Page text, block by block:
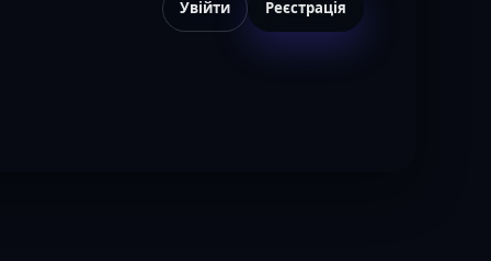
Увійти Реєстрація